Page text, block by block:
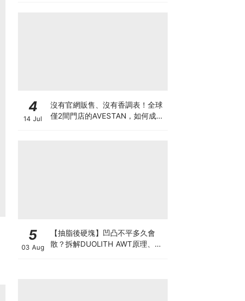
4
14 Jul
沒有官網販售、沒有香調表！全球
僅2間門店的AVESTAN，如何成為
5
03 Aug
【抽脂後硬塊】凹凸不平多久會
散？拆解DUOLITH AWT原理、按